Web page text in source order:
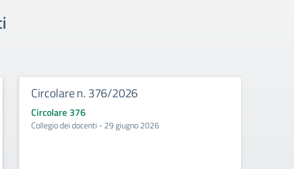
Circolare n. 376/2026
Circolare 376
Collegio dei docenti - 29 giugno 2026